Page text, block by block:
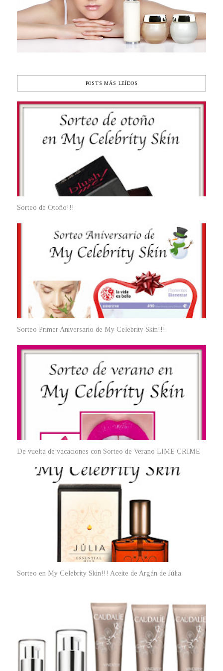
POSTS MÁS LEÍDOS
Sorteo de Otoño!!!
Sorteo Primer Aniversario de My Celebrity Skin!!!
De vuelta de vacaciones con Sorteo de Verano LIME CRIME
Sorteo en My Celebrity Skin!!! Aceite de Argán de Júlia